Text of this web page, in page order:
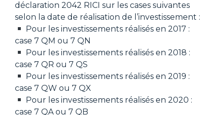
déclaration 2042 RICI sur les cases suivantes
selon la date de réalisation de l’investissement :
Pour les investissements réalisés en 2017 :
case 7 QM ou 7 QN
Pour les investissements réalisés en 2018 :
case 7 QR ou 7 QS
Pour les investissements réalisés en 2019 :
case 7 QW ou 7 QX
Pour les investissements réalisés en 2020 :
case 7 QA ou 7 QB